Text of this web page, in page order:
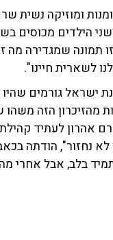
ומוזיקה נשית
הילדים מכוסים
תמונה שמגדירה מה
לשארית חיינו".
ישראל גורמים
מהזיכרון הזה משהו
אהרון לעתיד
לא נחזור", הודתה
בלב, אבל אחרי